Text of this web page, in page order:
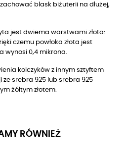
blask biżuterii na dłużej,
jest dwiema warstwami złota:
czemu powłoka złota jest
wynosi 0,4 mikrona.
kolczyków z innym sztyftem
ze srebra 925 lub srebra 925
żółtym złotem.
RÓWNIEŻ